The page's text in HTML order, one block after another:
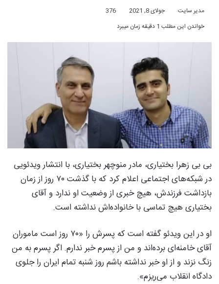
مدیر سایت جولای 8, 2021
376
خواندن این مطلب 1 دقیقه زمان میبرد
بی بی زهرا بختیاری، مادر منوچهر بختیاری، با انتشار ویدئویی
در شبکه‌های اجتماعی اعلام کرد که با گذشت ۷۰ روز از زمان
بازداشت فرزندش، هیچ خبری از وضعیت او ندارد و آقای
بختیاری هیچ تماسی با خانواده‌اش نداشته است.
او در این ویدئو گفته است که پسرش را «۷۰ روز است ماموران
آقای خامنه‌ای برده‌اند و من از پسرم خبر ندارم. اگر پسرم به من
زنگ نزند و از او خبر نداشته باشم روز شنبه تمام ایران را جلوی
دادگاه انقلاب می‌ریزم».